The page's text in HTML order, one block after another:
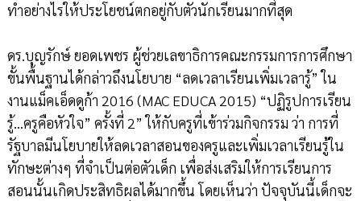
ทำอย่างไรให้ประโยชน์ตกอยู่กับตัวนักเรียนมากที่สุด
ดร.บุญรักษ์ ยอดเพชร ผู้ช่วยเลขาธิการคณะกรรมการการศึกษา
ขั้นพื้นฐานได้กล่าวถึงนโยบาย “ลดเวลาเรียนเพิ่มเวลารู้” ใน
งานแม็คเอ็ดดูก้า 2016 (MAC EDUCA 2015) “ปฏิรูปการเรียน
รู้...ครูคือหัวใจ” ครั้งที่ 2” ให้กับครูที่เข้าร่วมกิจกรรม ว่า การที่
รัฐบาลมีนโยบายให้ลดเวลาสอนของครูและเพิ่มเวลาเรียนรู้ใน
ทักษะต่างๆ ที่จำเป็นต่อตัวเด็ก เพื่อส่งเสริมให้การเรียนการ
สอนนั้นเกิดประสิทธิผลได้มากขึ้น โดยเห็นว่า ปัจจุบันนี้เด็กจะ